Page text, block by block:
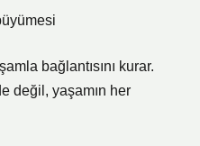
bağlantısını kurar.
değil, yaşamın her